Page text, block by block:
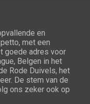
en
met een
goede adres voor
Belgen in het
Rode Duivels, het
De stem van de
ons zeker ook op